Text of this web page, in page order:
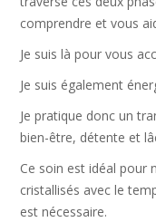
comprendre et vous
Je suis là pour vous
Je suis également
Je pratique donc un
bien-être, détente et
Ce soin est idéal
cristallisés avec le
est nécessaire.